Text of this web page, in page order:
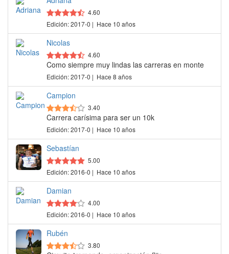
4.60
Edición: 2017-0 | Hace 10 años
Nicolas
4.60
Como siempre muy lindas las carreras en monte
Edición: 2017-0 | Hace 8 años
Campion
3.40
Carrera carísima para ser un 10k
Edición: 2017-0 | Hace 10 años
Sebastían
5.00
Edición: 2016-0 | Hace 10 años
Damian
4.00
Edición: 2016-0 | Hace 10 años
Rubén
3.80